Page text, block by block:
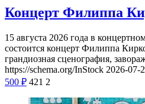
Концерт Филиппа
15 августа 2026 года в
состоится концерт Филиппа
грандиозная сценография,
https://schema.org/InStock 2026-07-
500 ₽ 421 2